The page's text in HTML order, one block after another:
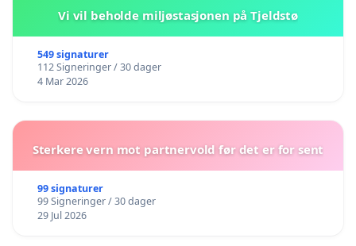
Vi vil beholde miljøstasjonen på Tjeldstø
549 signaturer
112 Signeringer / 30 dager
4 Mar 2026
Sterkere vern mot partnervold før det er for sent
99 signaturer
99 Signeringer / 30 dager
29 Jul 2026